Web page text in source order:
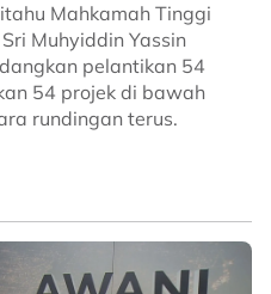
Mahkamah Tinggi
Muhyiddin Yassin
pelantikan 54
54 projek di bawah
rundingan terus.